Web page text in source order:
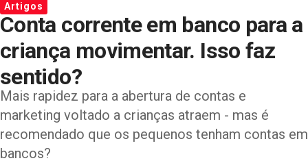
Artigos
Conta corrente em banco para a
criança movimentar. Isso faz
sentido?
Mais rapidez para a abertura de contas e
marketing voltado a crianças atraem - mas é
recomendado que os pequenos tenham contas em
bancos?